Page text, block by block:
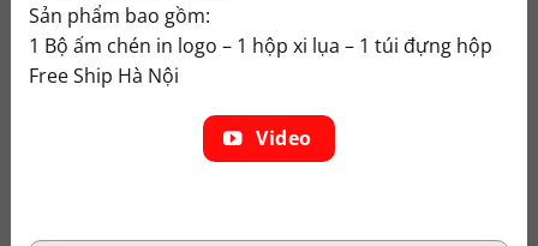
Sản phẩm bao gồm:
1 Bộ ấm chén in logo – 1 hộp xi lụa – 1 túi đựng hộp
Free Ship Hà Nội
Video